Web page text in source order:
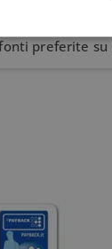
preferite su
diae.emailsp.com